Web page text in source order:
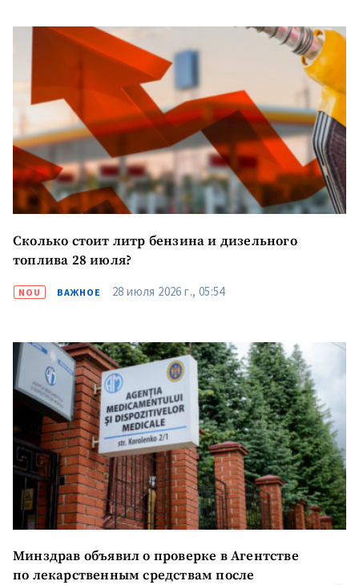
Отправить
информацию
О ZDG
în Română in English
Сколько стоит литр бензина и дизельного
топлива 28 июля?
NOU ВАЖНОЕ 28 июля 2026 г., 05:54
Минздрав объявил о проверке в Агентстве
по лекарственным средствам после